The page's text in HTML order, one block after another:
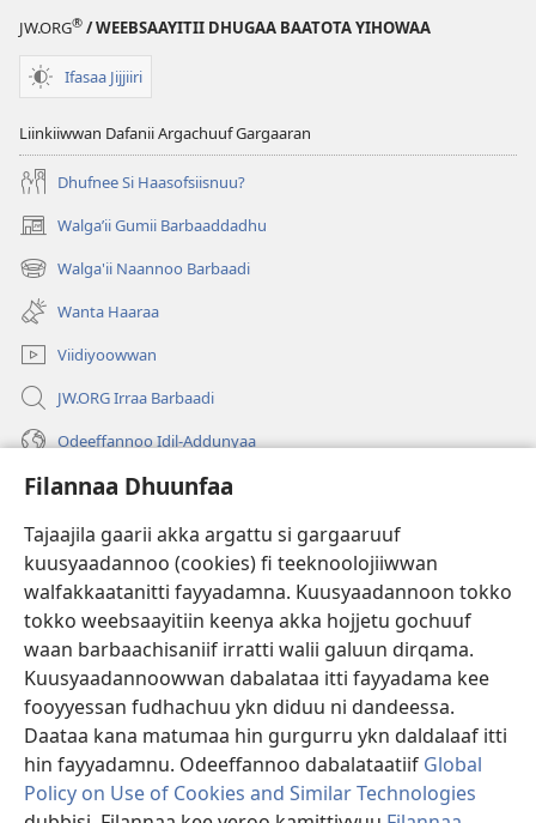
Filannaa Dhuunfaa
Tajaajila gaarii akka argattu si gargaaruuf
kuusyaadannoo (cookies) fi teeknoolojiiwwan
walfakkaatanitti fayyadamna. Kuusyaadannoon tokko
tokko weebsaayitiin keenya akka hojjetu gochuuf
waan barbaachisaniif irratti walii galuun dirqama.
Kuusyaadannoowwan dabalataa itti fayyadama kee
fooyyessan fudhachuu ykn diduu ni dandeessa.
Daataa kana matumaa hin gurgurru ykn daldalaaf itti
hin fayyadamnu. Odeeffannoo dabalataatiif Global
Policy on Use of Cookies and Similar Technologies
JW.ORG® / WEEBSAAYITII DHUGAA BAATOTA YIHOWAA
Ifasaa Jijjiiri
Liinkiiwwan Dafanii Argachuuf Gargaaran
Dhufnee Si Haasofsiisnuu?
Walgaʼii Gumii Barbaaddadhu
(opens
new
window)
Walga'ii Naannoo Barbaadi
(opens
new
window)
Wanta Haaraa
Viidiyoowwan
JW.ORG Irraa Barbaadi
Odeeffannoo Idil-Addunyaa
Gargaarsa
Buusii
(opens
new
window)"LAAYIBRARII INTARNEETIIRRAA"
(opens
new
window)
®
(opens
new
window)Appilikeeshinii JW Library